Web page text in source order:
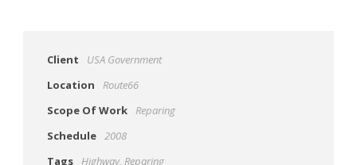
Client
USA Government
Location
Route66
Scope Of Work Reparing
Schedule 2008
Tags Highway, Reparing